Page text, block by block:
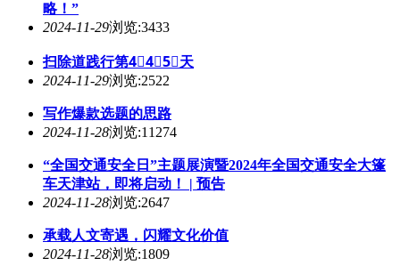
略！”
2024-11-29浏览:3433
扫除道践行第4⃣️4⃣️5⃣️天
2024-11-29浏览:2522
写作爆款选题的思路
2024-11-28浏览:11274
“全国交通安全日”主题展演暨2024年全国交通安全大篷
车天津站，即将启动！ | 预告
2024-11-28浏览:2647
承载人文寄遇，闪耀文化价值
2024-11-28浏览:1809